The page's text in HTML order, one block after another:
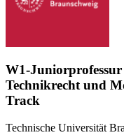
W1-
Technikrecht und
Track
Technische Universität